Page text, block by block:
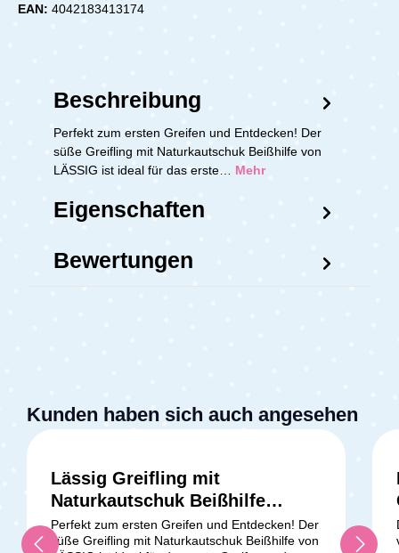
EAN: 4042183413174
Beschreibung
Perfekt zum ersten Greifen und Entdecken! Der
süße Greifling mit Naturkautschuk Beißhilfe von
LÄSSIG ist ideal für das erste… Mehr
Eigenschaften
Bewertungen
Kunden haben sich auch angesehen
Lässig Greifling mit
Naturkautschuk Beißhilfe
Schmetterling
Perfekt zum ersten Greifen und Entdecken! Der
süße Greifling mit Naturkautschuk Beißhilfe von